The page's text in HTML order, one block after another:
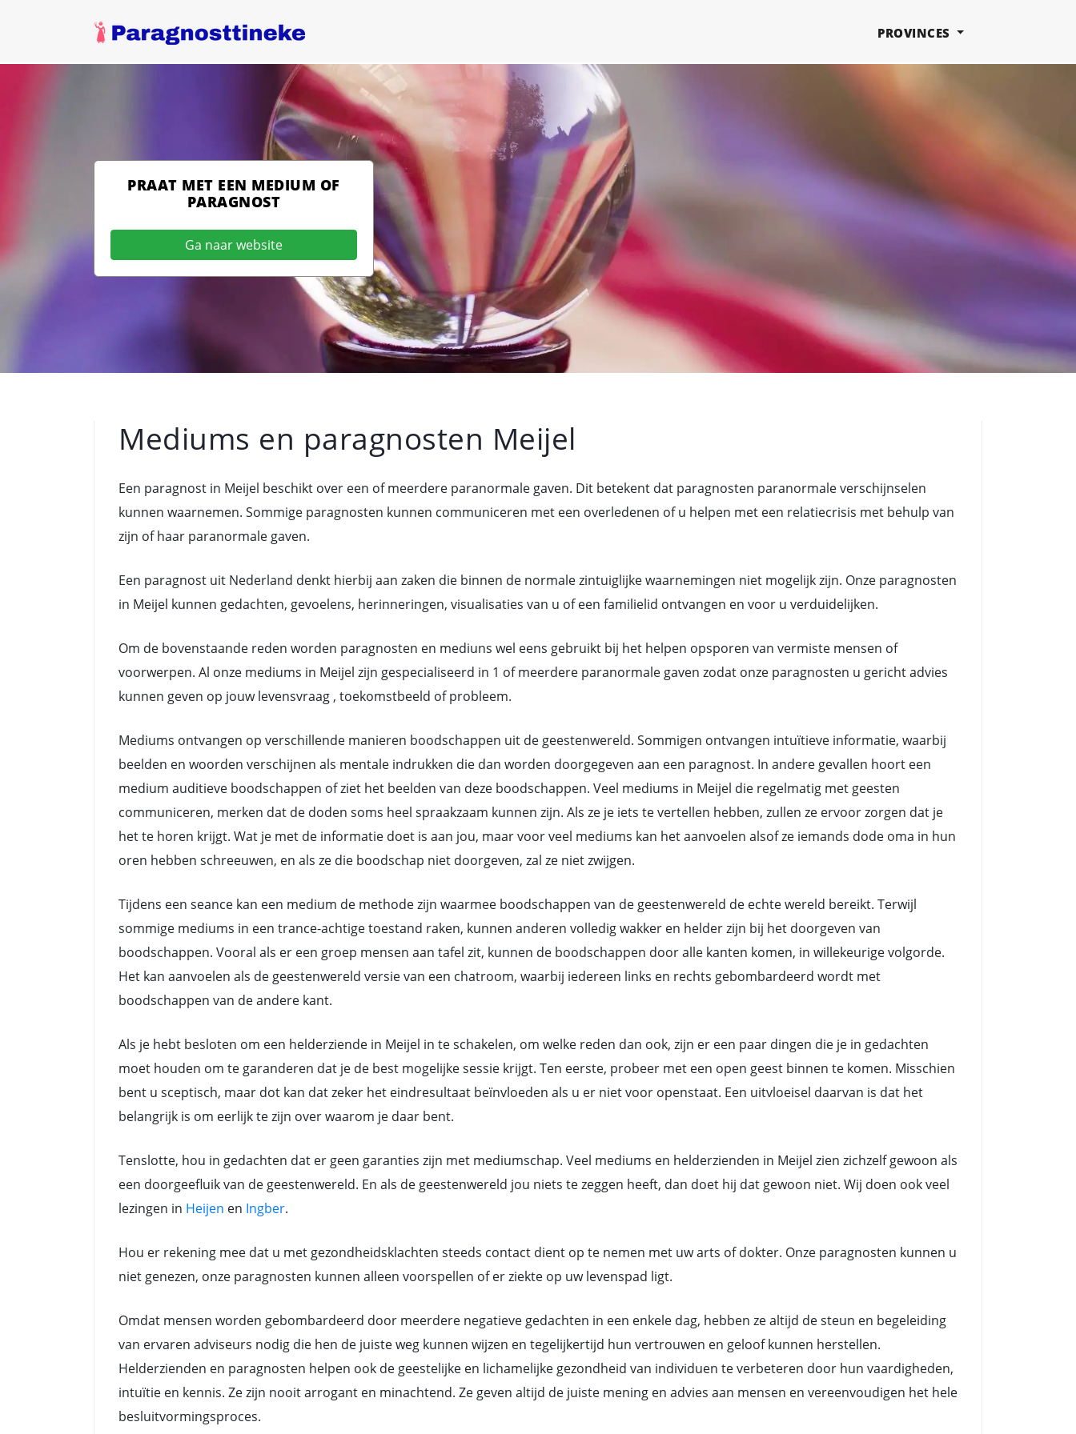
PROVINCES
PRAAT MET EEN MEDIUM OF
PARAGNOST
Ga naar website
Mediums en paragnosten Meijel
Een paragnost in Meijel beschikt over een of meerdere paranormale gaven. Dit betekent dat paragnosten paranormale verschijnselen
kunnen waarnemen. Sommige paragnosten kunnen communiceren met een overledenen of u helpen met een relatiecrisis met behulp van
zijn of haar paranormale gaven.
Een paragnost uit Nederland denkt hierbij aan zaken die binnen de normale zintuiglijke waarnemingen niet mogelijk zijn. Onze paragnosten
in Meijel kunnen gedachten, gevoelens, herinneringen, visualisaties van u of een familielid ontvangen en voor u verduidelijken.
Om de bovenstaande reden worden paragnosten en mediuns wel eens gebruikt bij het helpen opsporen van vermiste mensen of
voorwerpen. Al onze mediums in Meijel zijn gespecialiseerd in 1 of meerdere paranormale gaven zodat onze paragnosten u gericht advies
kunnen geven op jouw levensvraag , toekomstbeeld of probleem.
Mediums ontvangen op verschillende manieren boodschappen uit de geestenwereld. Sommigen ontvangen intuïtieve informatie, waarbij
beelden en woorden verschijnen als mentale indrukken die dan worden doorgegeven aan een paragnost. In andere gevallen hoort een
medium auditieve boodschappen of ziet het beelden van deze boodschappen. Veel mediums in Meijel die regelmatig met geesten
communiceren, merken dat de doden soms heel spraakzaam kunnen zijn. Als ze je iets te vertellen hebben, zullen ze ervoor zorgen dat je
het te horen krijgt. Wat je met de informatie doet is aan jou, maar voor veel mediums kan het aanvoelen alsof ze iemands dode oma in hun
oren hebben schreeuwen, en als ze die boodschap niet doorgeven, zal ze niet zwijgen.
Tijdens een seance kan een medium de methode zijn waarmee boodschappen van de geestenwereld de echte wereld bereikt. Terwijl
sommige mediums in een trance-achtige toestand raken, kunnen anderen volledig wakker en helder zijn bij het doorgeven van
boodschappen. Vooral als er een groep mensen aan tafel zit, kunnen de boodschappen door alle kanten komen, in willekeurige volgorde.
Het kan aanvoelen als de geestenwereld versie van een chatroom, waarbij iedereen links en rechts gebombardeerd wordt met
boodschappen van de andere kant.
Als je hebt besloten om een helderziende in Meijel in te schakelen, om welke reden dan ook, zijn er een paar dingen die je in gedachten
moet houden om te garanderen dat je de best mogelijke sessie krijgt. Ten eerste, probeer met een open geest binnen te komen. Misschien
bent u sceptisch, maar dot kan dat zeker het eindresultaat beïnvloeden als u er niet voor openstaat. Een uitvloeisel daarvan is dat het
belangrijk is om eerlijk te zijn over waarom je daar bent.
Tenslotte, hou in gedachten dat er geen garanties zijn met mediumschap. Veel mediums en helderzienden in Meijel zien zichzelf gewoon als
een doorgeefluik van de geestenwereld. En als de geestenwereld jou niets te zeggen heeft, dan doet hij dat gewoon niet. Wij doen ook veel
lezingen in Heijen en Ingber.
Hou er rekening mee dat u met gezondheidsklachten steeds contact dient op te nemen met uw arts of dokter. Onze paragnosten kunnen u
niet genezen, onze paragnosten kunnen alleen voorspellen of er ziekte op uw levenspad ligt.
Omdat mensen worden gebombardeerd door meerdere negatieve gedachten in een enkele dag, hebben ze altijd de steun en begeleiding
van ervaren adviseurs nodig die hen de juiste weg kunnen wijzen en tegelijkertijd hun vertrouwen en geloof kunnen herstellen.
Helderzienden en paragnosten helpen ook de geestelijke en lichamelijke gezondheid van individuen te verbeteren door hun vaardigheden,
intuïtie en kennis. Ze zijn nooit arrogant en minachtend. Ze geven altijd de juiste mening en advies aan mensen en vereenvoudigen het hele
besluitvormingsproces.